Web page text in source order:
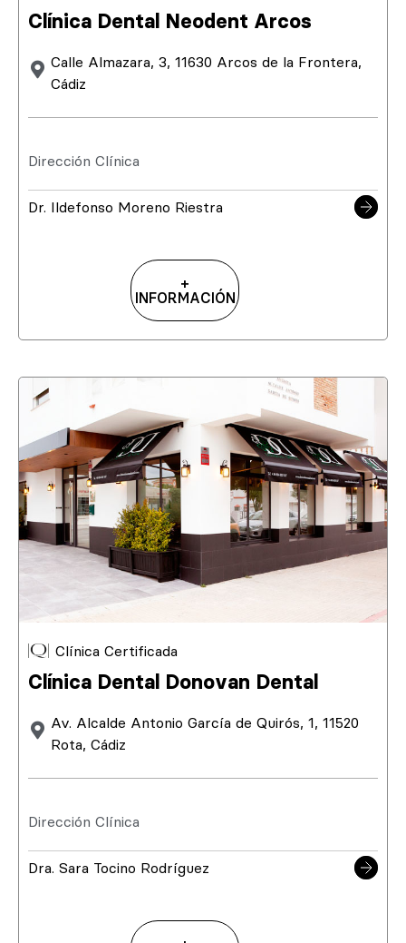
Clínica Dental Neodent Arcos
Calle Almazara, 3, 11630 Arcos de la Frontera,
Cádiz
Dirección Clínica
Dr. Ildefonso Moreno Riestra
+
INFORMACIÓN
Clínica Certificada
Clínica Dental Donovan Dental
Av. Alcalde Antonio García de Quirós, 1, 11520
Rota, Cádiz
Dirección Clínica
Dra. Sara Tocino Rodríguez